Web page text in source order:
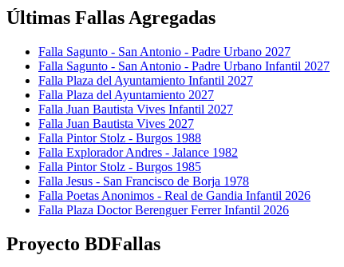
Últimas Fallas Agregadas
Falla Sagunto - San Antonio - Padre Urbano 2027
Falla Sagunto - San Antonio - Padre Urbano Infantil 2027
Falla Plaza del Ayuntamiento Infantil 2027
Falla Plaza del Ayuntamiento 2027
Falla Juan Bautista Vives Infantil 2027
Falla Juan Bautista Vives 2027
Falla Pintor Stolz - Burgos 1988
Falla Explorador Andres - Jalance 1982
Falla Pintor Stolz - Burgos 1985
Falla Jesus - San Francisco de Borja 1978
Falla Poetas Anonimos - Real de Gandia Infantil 2026
Falla Plaza Doctor Berenguer Ferrer Infantil 2026
Proyecto BDFallas